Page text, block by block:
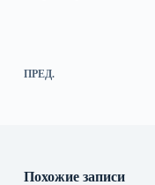
ПРЕД.
Похожие записи